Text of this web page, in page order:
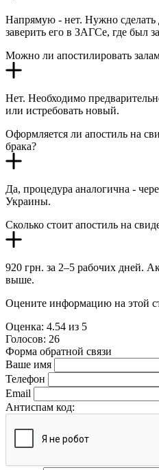
Напрямую - нет. Нужно сделать
заверить его в ЗАГСе, где был
Можно ли апостилировать
Нет. Необходимо
или истребовать новый.
Оформляется ли апостиль на
брака?
Да, процедура аналогична -
Украины.
Сколько стоит апостиль на
920 грн. за 2–5 рабочих дней.
выше.
Оцените информацию на этой
Оценка: 4.54 из 5
Голосов: 26
Форма обратной связи
Ваше имя
Телефон
Email
Антиспам код: